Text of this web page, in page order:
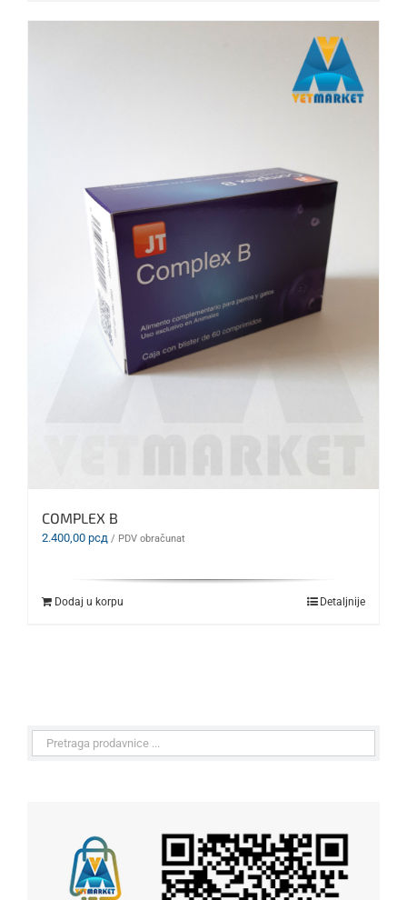
COMPLEX B
2.400,00 рсд / PDV obračunat
Dodaj u korpu Detaljnije